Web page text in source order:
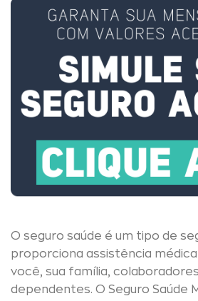
O seguro saúde é um tipo de
proporciona assistência
você, sua família,
dependentes. O Seguro Saúde